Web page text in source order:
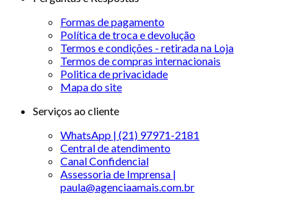
Formas de pagamento
Política de troca e devolução
Termos e condições - retirada na Loja
Termos de compras internacionais
Politica de privacidade
Mapa do site
Serviços ao cliente
WhatsApp | (21) 97971-2181
Central de atendimento
Canal Confidencial
Assessoria de Imprensa |
paula@agenciaamais.com.br